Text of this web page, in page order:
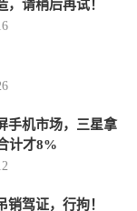
，请稍后再试！
手机市场，三星拿
计才8%
销驾证，行拘！